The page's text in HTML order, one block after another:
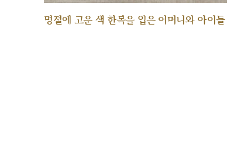
명절에 고운 색 한복을 입은 어머니와 아이